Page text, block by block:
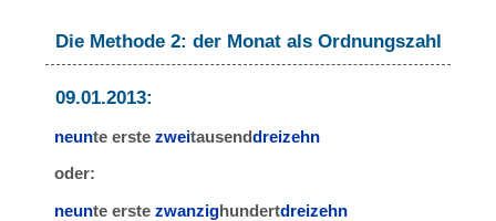
Die Methode 2: der Monat als Ordnungszahl
09.01.2013:
neunte erste zweitausenddreizehn
oder:
neunte erste zwanzighundertdreizehn